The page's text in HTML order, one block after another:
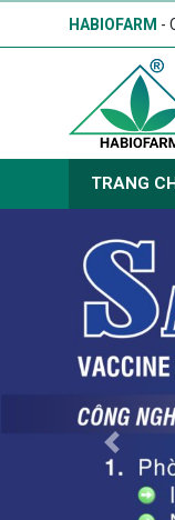
HABIOFARM -
TRANG
Previous